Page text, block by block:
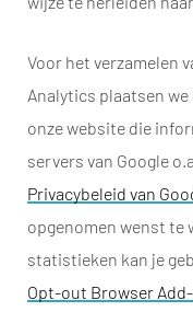
Voor het verzamelen
Analytics plaatsen
onze website die
servers van Google
Privacybeleid van
opgenomen wenst te
statistieken kan je
Opt-out Browser